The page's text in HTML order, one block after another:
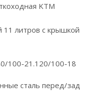
KTM
литров с крышкой
100-21.120/100-18
сталь перед/зад